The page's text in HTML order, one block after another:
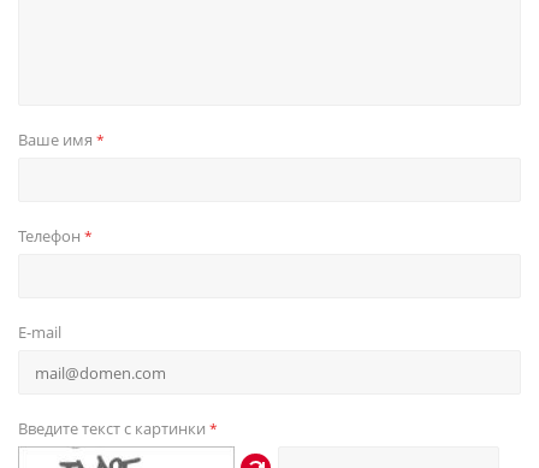
Ваше имя *
Телефон *
E-mail
Введите текст с картинки *